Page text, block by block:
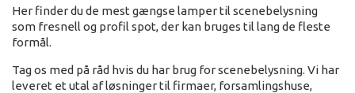
Her finder du de mest gængse lamper til scenebelysning
som fresnell og profil spot, der kan bruges til lang de fleste
formål.
Tag os med på råd hvis du har brug for scenebelysning. Vi har
leveret et utal af løsninger til firmaer, forsamlingshuse,